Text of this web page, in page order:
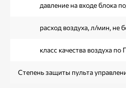
давление на входе блока
расход воздуха, л/мин, не
класс качества воздуха по
Степень защиты пульта